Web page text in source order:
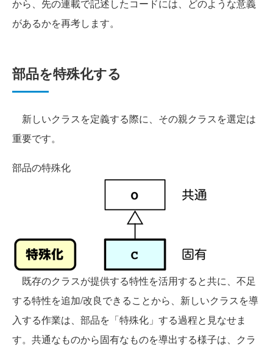
から、先の連載で記述したコードには、どのような意義
があるかを再考します。
部品を特殊化する
新しいクラスを定義する際に、その親クラスを選定は
重要です。
部品の特殊化
既存のクラスが提供する特性を活用すると共に、不足
する特性を追加/改良できることから、新しいクラスを導
入する作業は、部品を「特殊化」する過程と見なせま
す。共通なものから固有なものを導出する様子は、クラ